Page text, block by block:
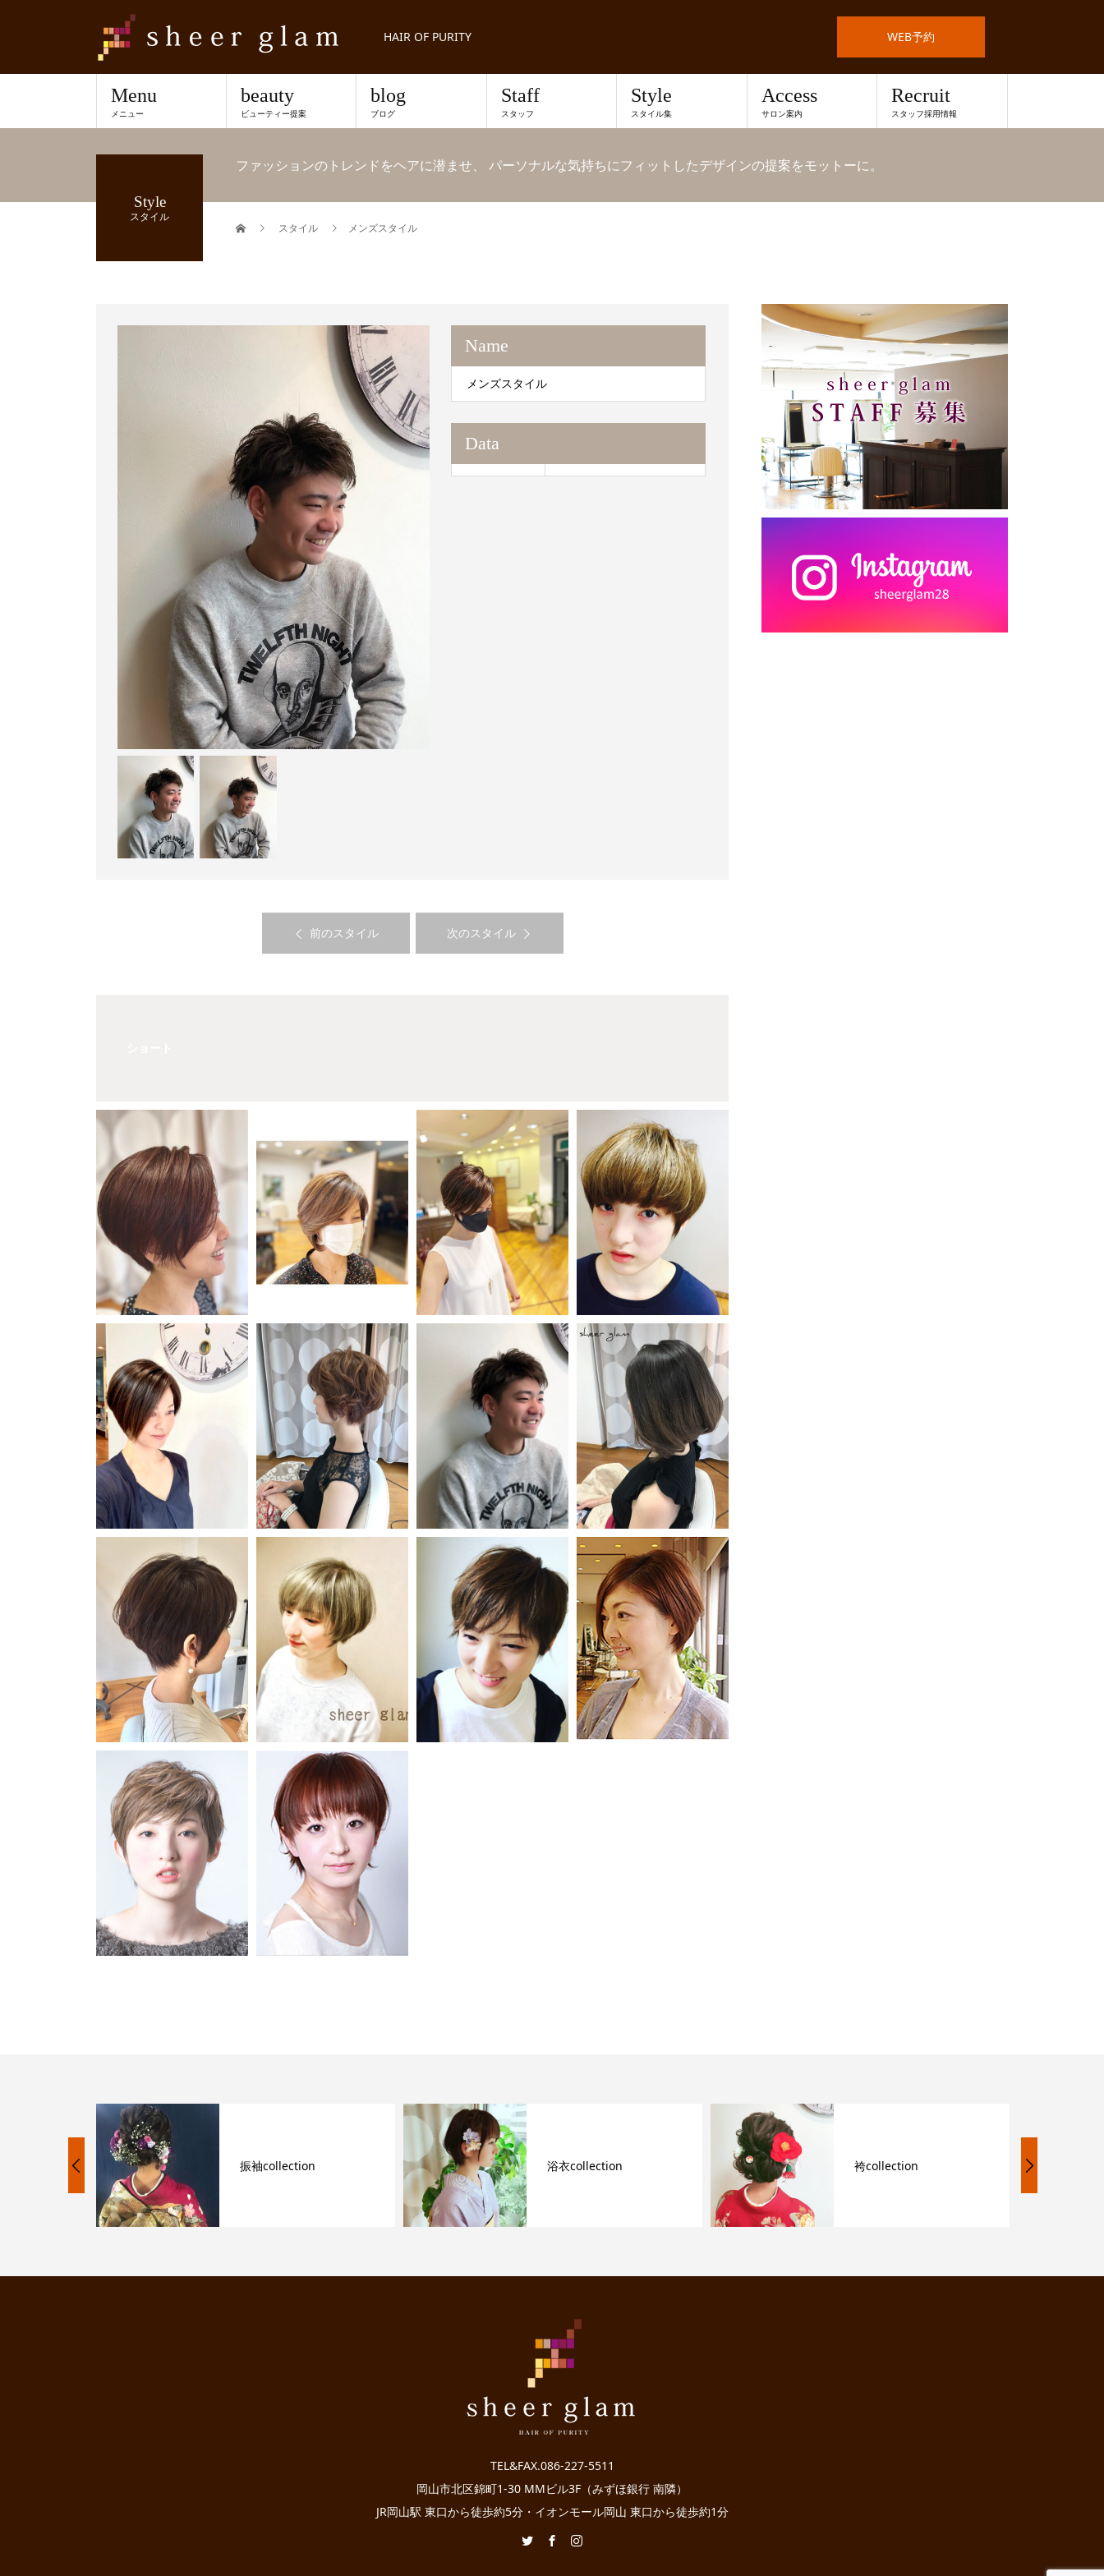
HAIR OF PURITY WEB予約
Menu
メニュー
beauty
ビューティー提案
blog
ブログ
Staff
スタッフ
Style
スタイル集
Access
サロン案内
Recruit
スタッフ採用情報
Style
スタイル
ファッションのトレンドをヘアに潜ませ、 パーソナルな気持ちにフィットしたデザインの提案をモットーに。
スタイル メンズスタイル
Name
メンズスタイル
Data
前のスタイル 次のスタイル
振袖collection 浴衣collection 袴collection
TEL&FAX.086-227-5511
岡山市北区錦町1-30 MMビル3F（みずほ銀行 南隣）
JR岡山駅 東口から徒歩約5分・イオンモール岡山 東口から徒歩約1分